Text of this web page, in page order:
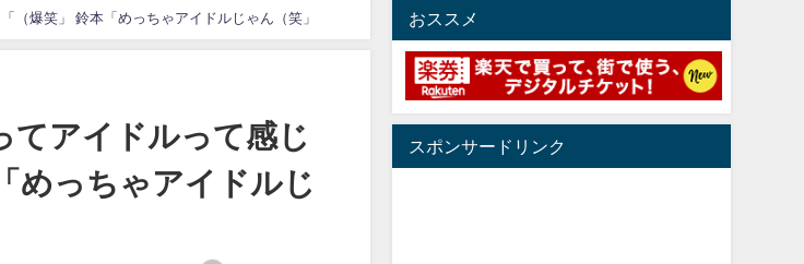
れる
】
人 と同じと考えてよろしいですか？
みの貧乏に学歴で負けた」
（爆笑」 鈴本「めっちゃアイドルじゃん（笑」
てアイドルって感じ
めっちゃアイドルじ
おススメ
スポンサードリンク